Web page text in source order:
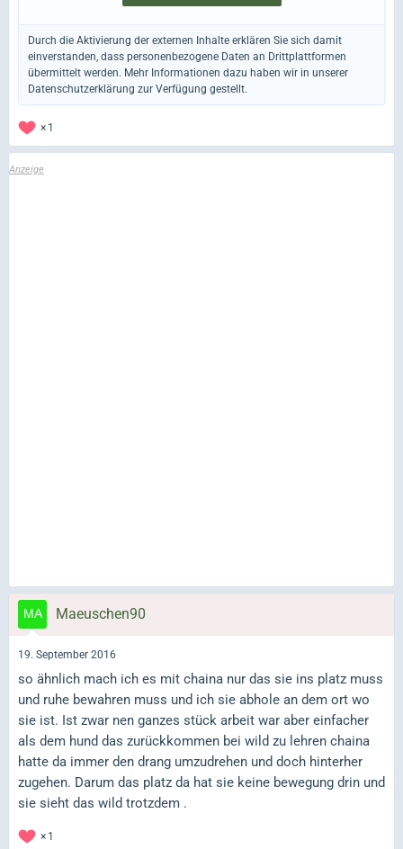
Durch die Aktivierung der externen Inhalte erklären Sie sich damit
einverstanden, dass personenbezogene Daten an Drittplattformen
übermittelt werden. Mehr Informationen dazu haben wir in unserer
Datenschutzerklärung zur Verfügung gestellt.
1
Maeuschen90
19. September 2016
so ähnlich mach ich es mit chaina nur das sie ins platz muss
und ruhe bewahren muss und ich sie abhole an dem ort wo
sie ist. Ist zwar nen ganzes stück arbeit war aber einfacher
als dem hund das zurückkommen bei wild zu lehren chaina
hatte da immer den drang umzudrehen und doch hinterher
zugehen. Darum das platz da hat sie keine bewegung drin und
sie sieht das wild trotzdem .
1